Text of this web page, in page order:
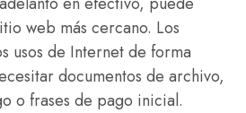
web más cercano. Los
usos de Internet de forma
documentos de archivo,
o frases de pago inicial.